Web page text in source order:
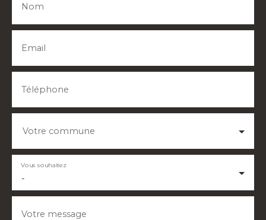
Nom
Email
Téléphone
Votre commune
-
Vous souhaitez
Votre message